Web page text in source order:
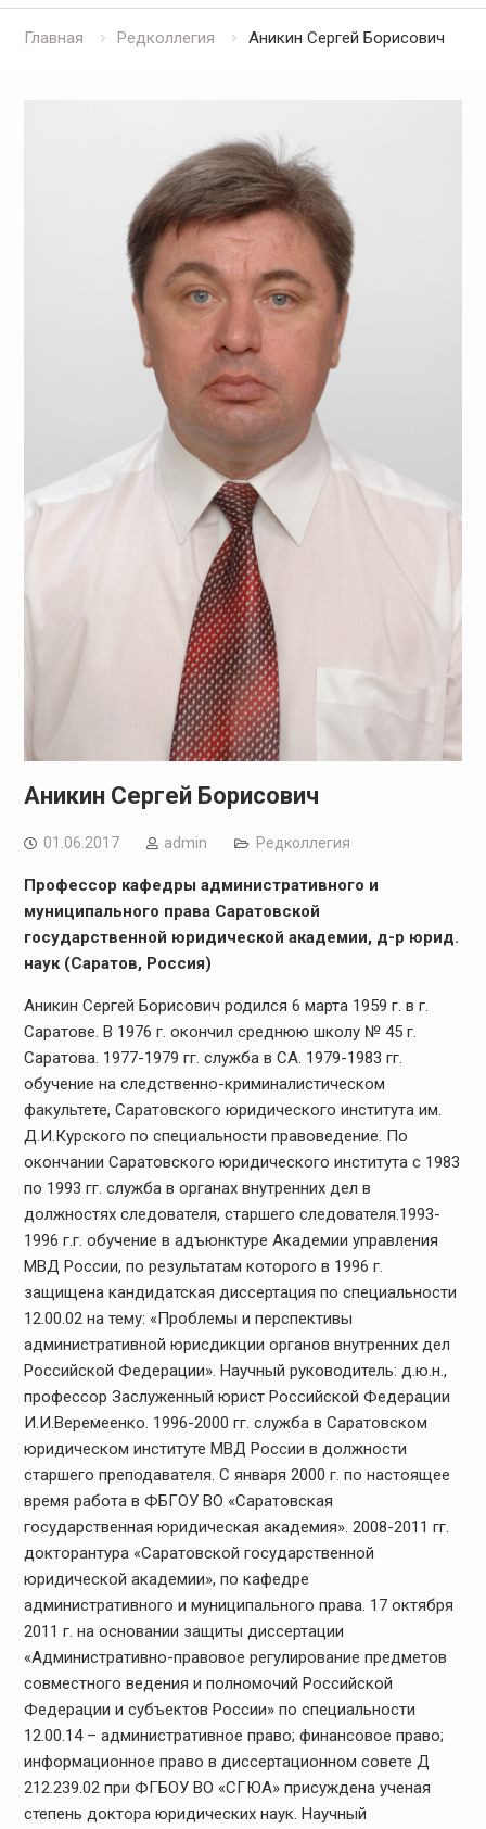
Главная Редколлегия Аникин Сергей Борисович
Аникин Сергей Борисович
01.06.2017 admin Редколлегия
Профессор кафедры административного и
муниципального права Саратовской
государственной юридической академии, д-р юрид.
наук (Саратов, Россия)
Аникин Сергей Борисович родился 6 марта 1959 г. в г.
Саратове. В 1976 г. окончил среднюю школу № 45 г.
Саратова. 1977-1979 гг. служба в СА. 1979-1983 гг.
обучение на следственно-криминалистическом
факультете, Саратовского юридического института им.
Д.И.Курского по специальности правоведение. По
окончании Саратовского юридического института с 1983
по 1993 гг. служба в органах внутренних дел в
должностях следователя, старшего следователя.1993-
1996 г.г. обучение в адъюнктуре Академии управления
МВД России, по результатам которого в 1996 г.
защищена кандидатская диссертация по специальности
12.00.02 на тему: «Проблемы и перспективы
административной юрисдикции органов внутренних дел
Российской Федерации». Научный руководитель: д.ю.н.,
профессор Заслуженный юрист Российской Федерации
И.И.Веремеенко. 1996-2000 гг. служба в Саратовском
юридическом институте МВД России в должности
старшего преподавателя. С января 2000 г. по настоящее
время работа в ФБГОУ ВО «Саратовская
государственная юридическая академия». 2008-2011 гг.
докторантура «Саратовской государственной
юридической академии», по кафедре
административного и муниципального права. 17 октября
2011 г. на основании защиты диссертации
«Административно-правовое регулирование предметов
совместного ведения и полномочий Российской
Федерации и субъектов России» по специальности
12.00.14 – административное право; финансовое право;
информационное право в диссертационном совете Д
212.239.02 при ФГБОУ ВО «СГЮА» присуждена ученая
степень доктора юридических наук. Научный